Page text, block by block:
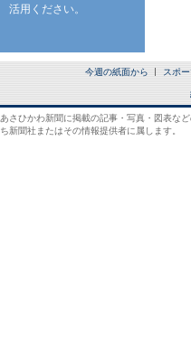
活用ください。
今週の紙面から スポ
あさひかわ新聞に掲載の記事・写真・図表な
ち新聞社またはその情報提供者に属します。